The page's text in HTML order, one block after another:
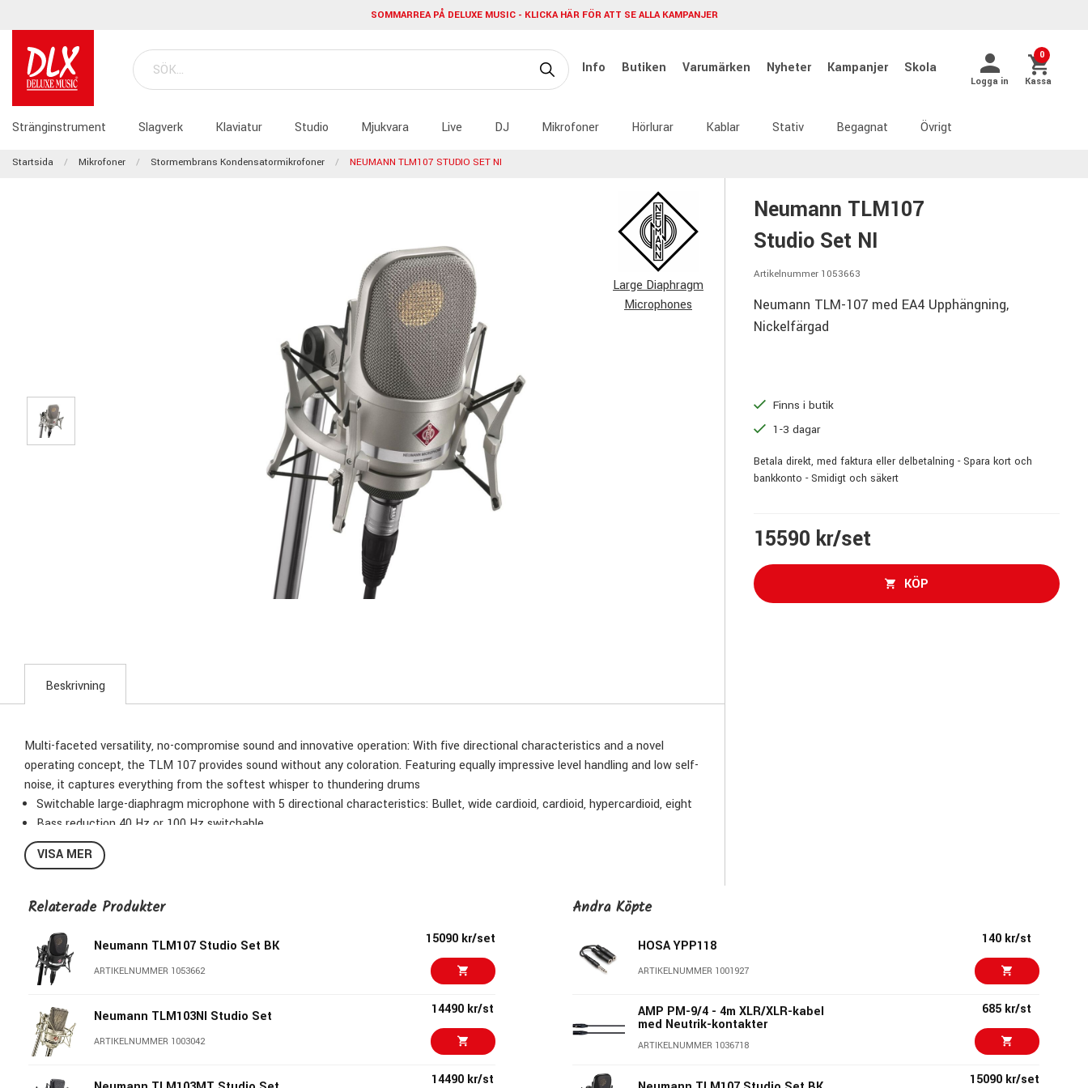
SOMMARREA PÅ DELUXE MUSIC - KLICKA HÄR FÖR ATT SE ALLA KAMPANJER
Info Butiken Varumärken Nyheter Kampanjer Skola
Logga in
0
Kassa
Stränginstrument Slagverk Klaviatur Studio Mjukvara Live DJ Mikrofoner Hörlurar Kablar Stativ Begagnat Övrigt
Startsida Mikrofoner Stormembrans Kondensatormikrofoner NEUMANN TLM107 STUDIO SET NI
Large Diaphragm
Microphones
Neumann TLM107
Studio Set NI
Artikelnummer 1053663
Neumann TLM-107 med EA4 Upphängning,
Nickelfärgad
Finns i butik
1-3 dagar
Betala direkt, med faktura eller delbetalning - Spara kort och
bankkonto - Smidigt och säkert
15590 kr/set
KÖP
Beskrivning
Multi-faceted versatility, no-compromise sound and innovative operation: With five directional characteristics and a novel
operating concept, the TLM 107 provides sound without any coloration. Featuring equally impressive level handling and low self-
noise, it captures everything from the softest whisper to thundering drums
Switchable large-diaphragm microphone with 5 directional characteristics: Bullet, wide cardioid, cardioid, hypercardioid, eight
Bass reduction 40 Hz or 100 Hz switchable
Level reduction -6 dB or -12 dB switchable
Navigation switch with LED indicator for directional characteristics, low-cut and pre-attenuation
Spare noise level A-weighted: 10 dB-A
Diameter: 64 mm
Length: 145 mm
Colour: Nickel
VISA MER
Relaterade Produkter
Neumann TLM107 Studio Set BK
ARTIKELNUMMER 1053662
15090 kr/set
Neumann TLM103NI Studio Set
ARTIKELNUMMER 1003042
14490 kr/st
14490 kr/st
Andra Köpte
HOSA YPP118
ARTIKELNUMMER 1001927
140 kr/st
AMP PM-9/4 - 4m XLR/XLR-kabel
med Neutrik-kontakter
ARTIKELNUMMER 1036718
685 kr/st
15090 kr/set